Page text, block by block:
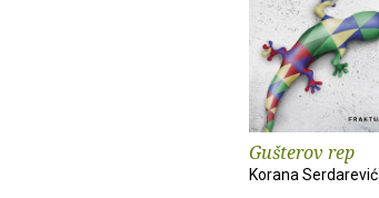
Gušterov rep
Korana Serdarević